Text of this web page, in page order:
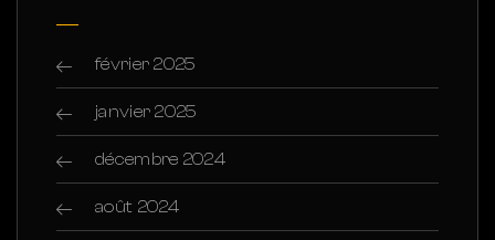
février 2025
janvier 2025
décembre 2024
août 2024